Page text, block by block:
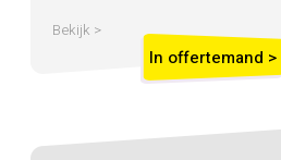
Bekijk >
In offertemand >